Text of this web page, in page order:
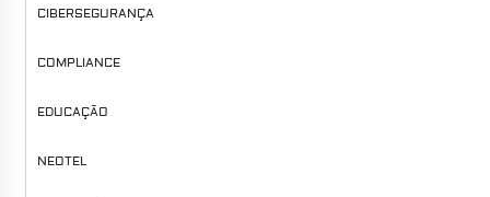
CIBERSEGURANÇA
COMPLIANCE
EDUCAÇÃO
NEOTEL